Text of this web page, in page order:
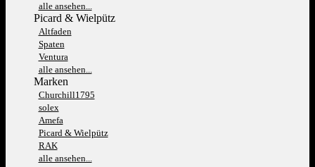
alle ansehen...
Picard & Wielpütz
Altfaden
Spaten
Ventura
alle ansehen...
Marken
Churchill1795
solex
Amefa
Picard & Wielpütz
RAK
alle ansehen...